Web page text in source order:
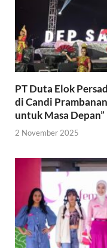
PT Duta Elok
di Candi
untuk Masa Depan”
2 November 2025